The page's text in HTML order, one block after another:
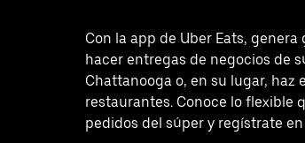
Con la app de Uber Eats,
hacer entregas de negocios de
Chattanooga o, en su lugar, haz
restaurantes. Conoce lo flexible
pedidos del súper y regístrate